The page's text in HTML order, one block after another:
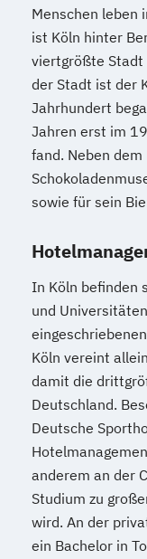
Menschen leben
ist Köln hinter
viertgrößte Stadt
der Stadt ist der
Jahrhundert
Jahren erst im
fand. Neben
sowie für sein
In Köln befinden
und
Köln vereint
damit die
Deutschland.
Deutsche
anderem an der
Studium zu
wird. An der
ein Bachelor in